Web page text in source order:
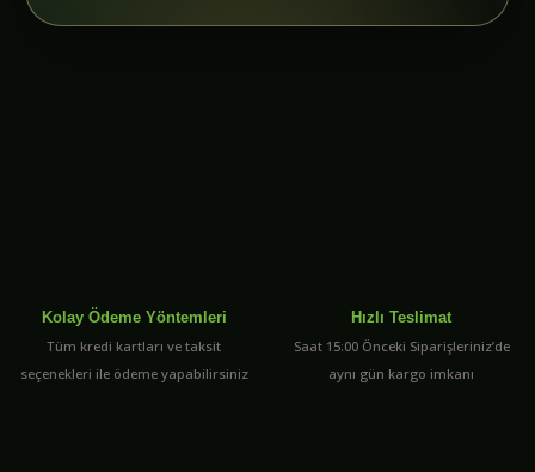
Kolay Ödeme Yöntemleri
Tüm kredi kartları ve taksit
seçenekleri ile ödeme yapabilirsiniz
Hızlı Teslimat
Saat 15:00 Önceki Siparişleriniz’de
aynı gün kargo imkanı